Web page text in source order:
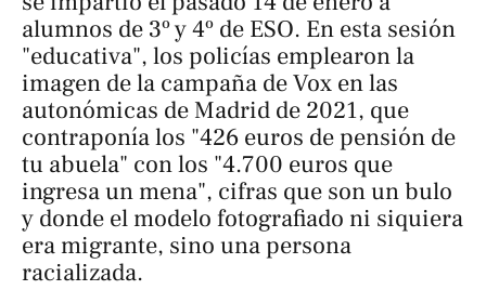
alumnos de 3º y 4º de ESO. En esta sesión
"educativa", los policías emplearon la
imagen de la campaña de Vox en las
autonómicas de Madrid de 2021, que
contraponía los "426 euros de pensión de
tu abuela" con los "4.700 euros que
ingresa un mena", cifras que son un bulo
y donde el modelo fotografiado ni siquiera
era migrante, sino una persona
racializada.